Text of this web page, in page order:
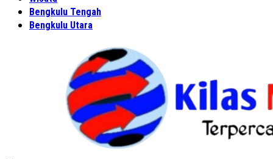
Bengkulu Tengah
Bengkulu Utara